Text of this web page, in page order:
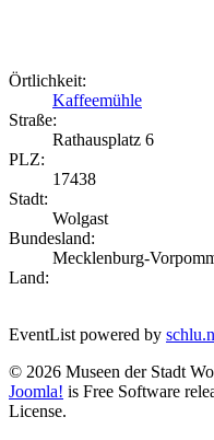
Örtlichkeit:
Kaffeemühle
Straße:
Rathausplatz 6
PLZ:
17438
Stadt:
Wolgast
Bundesland:
Mecklenburg-
Land:
EventList powered by
© 2026 Museen der Stadt
Joomla! is Free Software
License.